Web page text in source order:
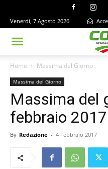
Venerdì, 7 Agosto 2026
Home Massima del Giorno
Massima del Giorno
Massima del
febbraio 2017
By Redazione - 4 Febbraio 2017